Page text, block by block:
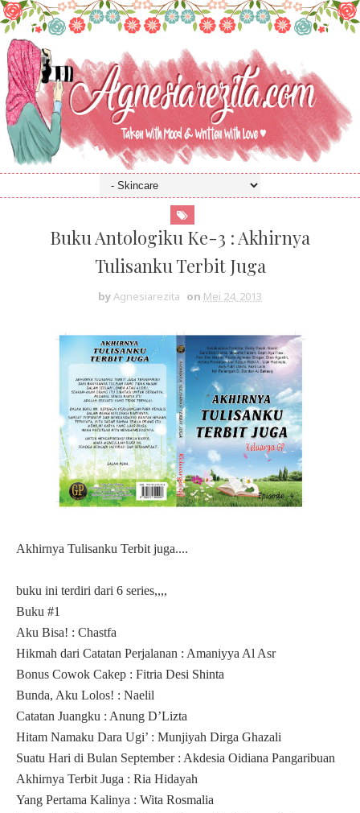
Buku Antologiku Ke-3 : Akhirnya
Tulisanku Terbit Juga
byAgnesiarezita on Mei 24, 2013
Akhirnya Tulisanku Terbit juga....
buku ini terdiri dari 6 series,,,,
Buku #1
Aku Bisa! : Chastfa
Hikmah dari Catatan Perjalanan : Amaniyya Al Asr
Bonus Cowok Cakep : Fitria Desi Shinta
Bunda, Aku Lolos! : Naelil
Catatan Juangku : Anung D’Lizta
Hitam Namaku Dara Ugi’ : Munjiyah Dirga Ghazali
Suatu Hari di Bulan September : Akdesia Oidiana Pangaribuan
Akhirnya Terbit Juga : Ria Hidayah
Yang Pertama Kalinya : Wita Rosmalia